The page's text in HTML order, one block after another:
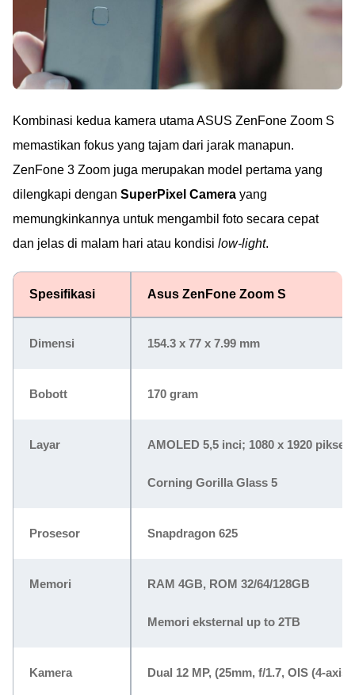
Kombinasi kedua kamera utama ASUS ZenFone Zoom S
memastikan fokus yang tajam dari jarak manapun.
ZenFone 3 Zoom juga merupakan model pertama yang
dilengkapi dengan SuperPixel Camera yang
memungkinkannya untuk mengambil foto secara cepat
dan jelas di malam hari atau kondisi low-light.
Spesifikasi Asus ZenFone Zoom S
Dimensi 154.3 x 77 x 7.99 mm
Bobott 170 gram
Layar AMOLED 5,5 inci; 1080 x 1920 piksel
Corning Gorilla Glass 5
Prosesor Snapdragon 625
Memori RAM 4GB, ROM 32/64/128GB
Memori eksternal up to 2TB
Kamera Dual 12 MP, (25mm, f/1.7, OIS (4-